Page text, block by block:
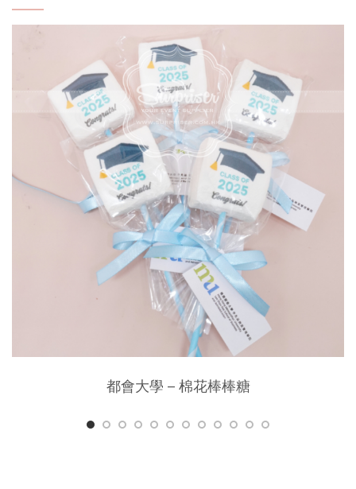
都會大學 – 棉花棒棒糖